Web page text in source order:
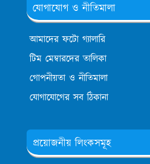
যোগাযোগ ও নীতিমালা
আমাদের ফটো গ্যালারি
টিম মেম্বারদের তালিকা
গোপনীয়তা ও নীতিমালা
যোগাযোগের সব ঠিকানা
প্রয়োজনীয় লিংকসমূহ